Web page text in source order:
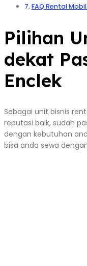
FAQ Rental
Pilihan
dekat
Enclek
Sebagai unit bisnis
reputasi baik, sudah
dengan kebutuhan
bisa anda sewa